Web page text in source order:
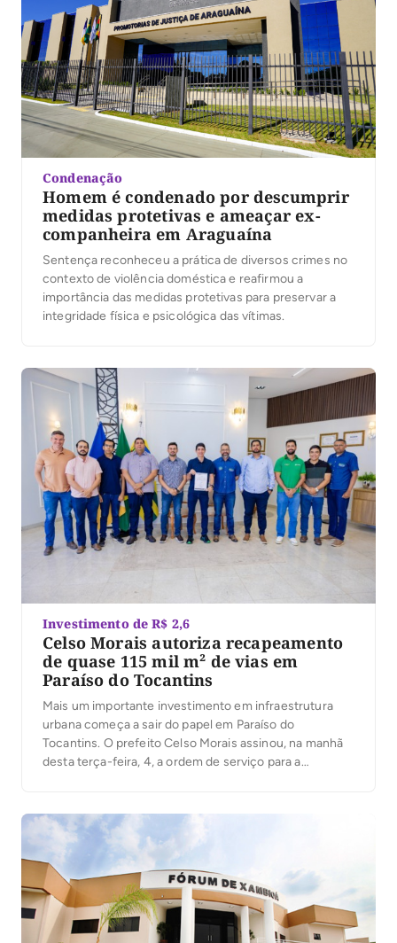
Condenação
Homem é condenado por descumprir
medidas protetivas e ameaçar ex-
companheira em Araguaína
Sentença reconheceu a prática de diversos crimes no
contexto de violência doméstica e reafirmou a
importância das medidas protetivas para preservar a
integridade física e psicológica das vítimas.
Investimento de R$ 2,6
Celso Morais autoriza recapeamento
de quase 115 mil m² de vias em
Paraíso do Tocantins
Mais um importante investimento em infraestrutura
urbana começa a sair do papel em Paraíso do
Tocantins. O prefeito Celso Morais assinou, na manhã
desta terça-feira, 4, a ordem de serviço para a
avenidas de cinco setores da cidade. Com
investimento […]